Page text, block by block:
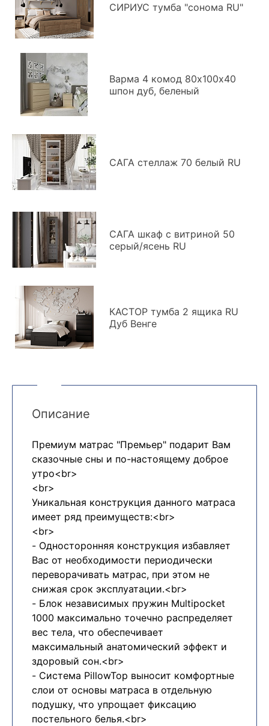
СИРИУС тумба "сонома RU"
Варма 4 комод 80х100х40
шпон дуб, беленый
САГА стеллаж 70 белый RU
САГА шкаф с витриной 50
серый/ясень RU
КАСТОР тумба 2 ящика RU
Дуб Венге
Описание
Премиум матрас "Премьер" подарит Вам
сказочные сны и по-настоящему доброе
утро<br>
<br>
Уникальная конструкция данного матраса
имеет ряд преимуществ:<br>
<br>
- Односторонняя конструкция избавляет
Вас от необходимости периодически
переворачивать матрас, при этом не
снижая срок эксплуатации.<br>
- Блок независимых пружин Multipocket
1000 максимально точечно распределяет
вес тела, что обеспечивает
максимальный анатомический эффект и
здоровый сон.<br>
- Система PillowTop выносит комфортные
слои от основы матраса в отдельную
подушку, что упрощает фиксацию
постельного белья.<br>